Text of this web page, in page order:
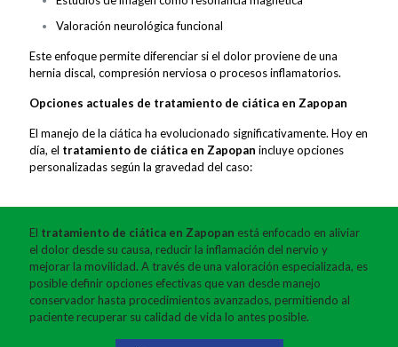
Valoración neurológica funcional
Este enfoque permite diferenciar si el dolor proviene de una
hernia discal, compresión nerviosa o procesos inflamatorios.
Opciones actuales de tratamiento de ciática en Zapopan
El manejo de la ciática ha evolucionado significativamente. Hoy en
día, el tratamiento de ciática en Zapopan incluye opciones
personalizadas según la gravedad del caso:
El tratamiento de ciática en Zapopan está enfocado en aliviar
el dolor desde su causa, reducir la inflamación del nervio y
mejorar la movilidad. A través de una valoración especializada, es
posible definir opciones efectivas que van desde manejo
conservador hasta procedimientos avanzados, permitiendo al
paciente recuperar su calidad de vida lo antes posible.